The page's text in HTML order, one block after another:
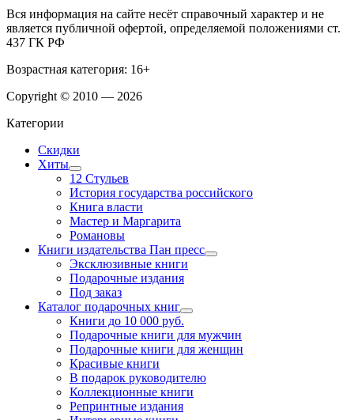
Вся информация на сайте несёт справочный характер и не
является публичной офертой, определяемой положениями ст.
437 ГК РФ
Возрастная категория: 16+
Copyright © 2010 — 2026
Категории
Скидки
Хиты
12 Стульев
История государства российского
Книга власти
Мастер и Маргарита
Романовы
Книги издательства Пан пресс
Эксклюзивные книги
Подарочные издания
Под заказ
Каталог подарочных книг
Книги до 10 000 руб.
Подарочные книги для мужчин
Подарочные книги для женщин
Красивые книги
В подарок руководителю
Коллекционные книги
Репринтные издания